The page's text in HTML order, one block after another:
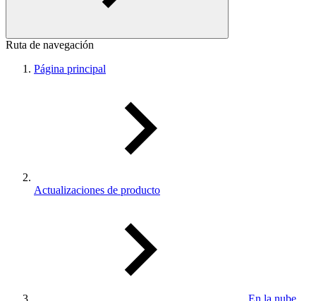
Ruta de navegación
Página principal
Actualizaciones de producto
En la nube